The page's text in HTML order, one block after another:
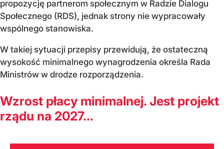
propozycję partnerom społecznym w Radzie Dialogu
Społecznego (RDS), jednak strony nie wypracowały
wspólnego stanowiska.
W takiej sytuacji przepisy przewidują, że ostateczną
wysokość minimalnego wynagrodzenia określa Rada
Ministrów w drodze rozporządzenia.
Wzrost płacy minimalnej. Jest projekt
rządu na 2027...